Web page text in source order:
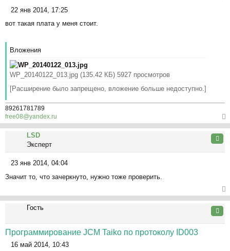
о
щ
е
н
е
22 янв 2014, 17:25
вот такая плата у меня стоит.
Вложения
WP_20140122_013.jpg (135.42 КБ) 5927 просмотров
[Расширение было запрещено, вложение больше недоступно.]
89261781789
free08@yandex.ru
ер
ну
ть
ся
л
у
LSD
Эксперт
о
б
н
и
е
23 янв 2014, 04:04
Значит то, что зачеркнуто, нужно тоже проверить.
ер
ну
ть
Гость
Программирование JCM Taiko по протоколу ID003
16 май 2014, 10:43